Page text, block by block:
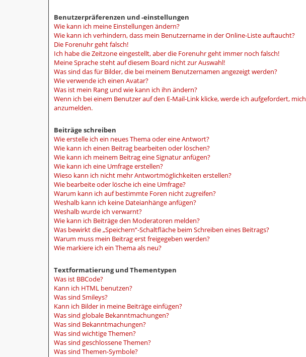
Benutzerpräferenzen und -einstellungen
Wie kann ich meine Einstellungen ändern?
Wie kann ich verhindern, dass mein Benutzername in der Online-Liste auftaucht?
Die Forenuhr geht falsch!
Ich habe die Zeitzone eingestellt, aber die Forenuhr geht immer noch falsch!
Meine Sprache steht auf diesem Board nicht zur Auswahl!
Was sind das für Bilder, die bei meinem Benutzernamen angezeigt werden?
Wie verwende ich einen Avatar?
Was ist mein Rang und wie kann ich ihn ändern?
Wenn ich bei einem Benutzer auf den E-Mail-Link klicke, werde ich aufgefordert, mich
anzumelden.
Beiträge schreiben
Wie erstelle ich ein neues Thema oder eine Antwort?
Wie kann ich einen Beitrag bearbeiten oder löschen?
Wie kann ich meinem Beitrag eine Signatur anfügen?
Wie kann ich eine Umfrage erstellen?
Wieso kann ich nicht mehr Antwortmöglichkeiten erstellen?
Wie bearbeite oder lösche ich eine Umfrage?
Warum kann ich auf bestimmte Foren nicht zugreifen?
Weshalb kann ich keine Dateianhänge anfügen?
Weshalb wurde ich verwarnt?
Wie kann ich Beiträge den Moderatoren melden?
Was bewirkt die „Speichern“-Schaltfläche beim Schreiben eines Beitrags?
Warum muss mein Beitrag erst freigegeben werden?
Wie markiere ich ein Thema als neu?
Textformatierung und Thementypen
Was ist BBCode?
Kann ich HTML benutzen?
Was sind Smileys?
Kann ich Bilder in meine Beiträge einfügen?
Was sind globale Bekanntmachungen?
Was sind Bekanntmachungen?
Was sind wichtige Themen?
Was sind geschlossene Themen?
Was sind Themen-Symbole?